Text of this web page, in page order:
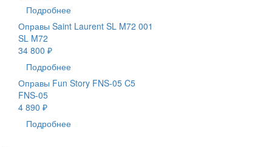
Подробнее
Оправы Saint Laurent SL M72 001
SL M72
34 800 ₽
Подробнее
Оправы Fun Story FNS-05 C5
FNS-05
4 890 ₽
Подробнее